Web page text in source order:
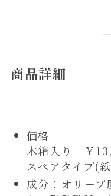
商品詳細
価格
木箱入り ￥
スペアタイプ(
成分：オリーブ